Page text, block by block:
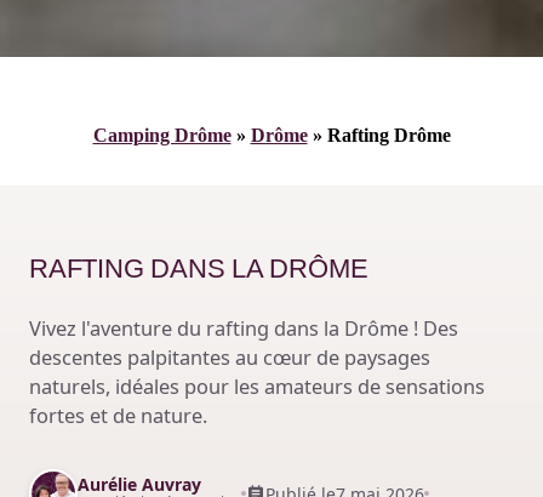
Camping Drôme» Drôme» Rafting Drôme
RAFTING DANS LA DRÔME
Vivez l'aventure du rafting dans la Drôme ! Des
descentes palpitantes au cœur de paysages
naturels, idéales pour les amateurs de sensations
fortes et de nature.
Aurélie Auvray